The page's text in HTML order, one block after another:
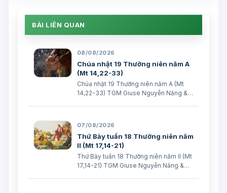
BÀI LIÊN QUAN
08/08/2026
Chúa nhật 19 Thường niên năm A
(Mt 14,22-33)
Chúa nhật 19 Thường niên năm A (Mt
14,22-33) TGM Giuse Nguyễn Năng &
07/08/2026
Thứ Bảy tuần 18 Thường niên năm
II (Mt 17,14-21)
Thứ Bảy tuần 18 Thường niên năm II (Mt
17,14-21) TGM Giuse Nguyễn Năng &